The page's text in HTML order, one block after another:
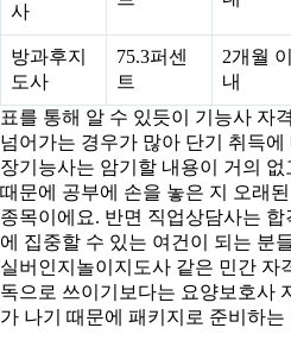
사
방과후지
도사
75.3퍼센
트
2개월 이
내
표를 통해 알 수 있듯이 기능사 자
넘어가는 경우가 많아 단기 취득
장기능사는 암기할 내용이 거의 없
때문에 공부에 손을 놓은 지 오래
종목이에요. 반면 직업상담사는
에 집중할 수 있는 여건이 되는 분
실버인지놀이지도사 같은 민간 자
독으로 쓰이기보다는 요양보호사
가 나기 때문에 패키지로 준비하는